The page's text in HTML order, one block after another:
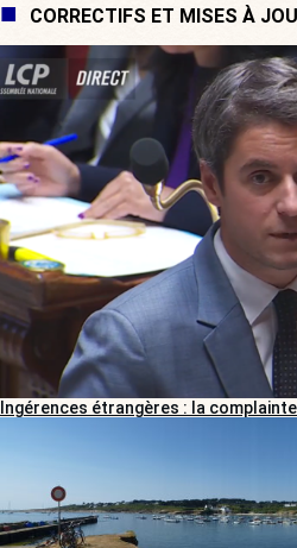
CORRECTIFS ET MISES À
Ingérences étrangères : la